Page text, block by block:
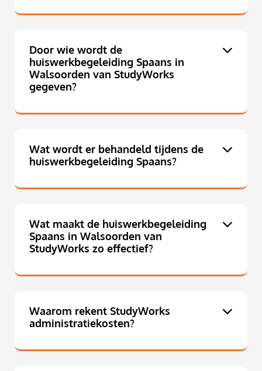
Door wie wordt de
huiswerkbegeleiding Spaans in
Walsoorden van StudyWorks
gegeven?
Wat wordt er behandeld tijdens de
huiswerkbegeleiding Spaans?
Wat maakt de huiswerkbegeleiding
Spaans in Walsoorden van
StudyWorks zo effectief?
Waarom rekent StudyWorks
administratiekosten?